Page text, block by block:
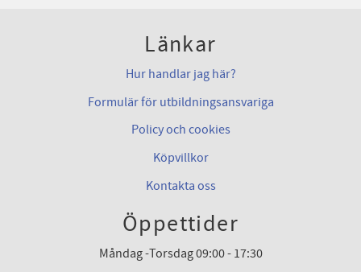
Länkar
Hur handlar jag här?
Formulär för utbildningsansvariga
Policy och cookies
Köpvillkor
Kontakta oss
Öppettider
Måndag -Torsdag 09:00 - 17:30